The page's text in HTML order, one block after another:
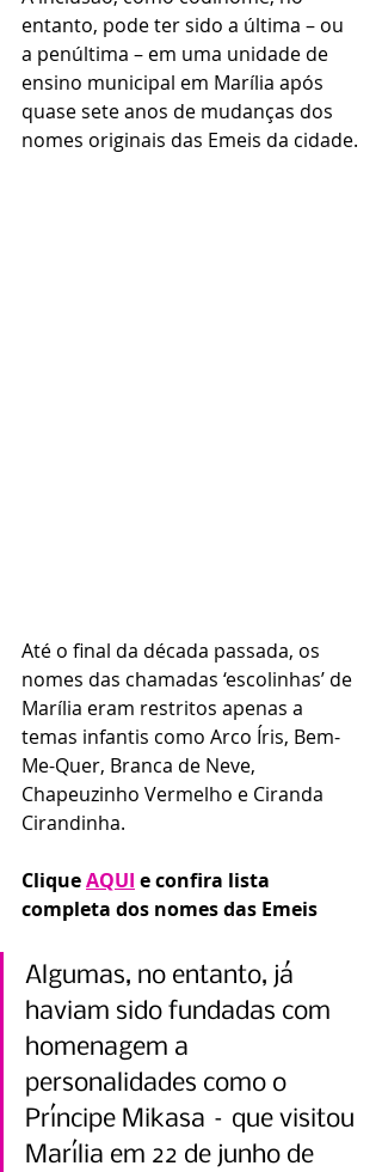
entanto, pode ter sido a última – ou
a penúltima – em uma unidade de
ensino municipal em Marília após
quase sete anos de mudanças dos
nomes originais das Emeis da cidade.
Até o final da década passada, os
nomes das chamadas ‘escolinhas’ de
Marília eram restritos apenas a
temas infantis como Arco Íris, Bem-
Me-Quer, Branca de Neve,
Chapeuzinho Vermelho e Ciranda
Cirandinha.
Clique AQUI e confira lista
completa dos nomes das Emeis
Algumas, no entanto, já
haviam sido fundadas com
homenagem a
personalidades como o
Príncipe Mikasa – que visitou
Marília em 22 de junho de